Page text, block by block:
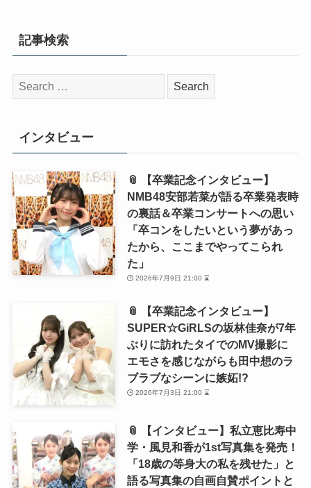
記事検索
検
索:
インタビュー
📎 【卒業記念インタビュー】
NMB48安部若菜が語る卒業発表時
の裏話＆卒業コンサートへの思い
「卒コンをしたいという夢があっ
たから、ここまでやってこられ
た」
2026年7月9日 21:00 ⌛
📎 【卒業記念インタビュー】
SUPER☆GiRLSの坂林佳奈が7年
ぶりに訪れたタイでのMV撮影に
エモさを感じながらも田中想のラ
ブラブなシーンに嫉妬!?
2026年7月3日 21:00 ⌛
📎 【インタビュー】私立恵比寿中
学・風見和香が1st写真集を発売！
「18歳の等身大の私を残せた」と
語る写真集の自画自賛ポイントと